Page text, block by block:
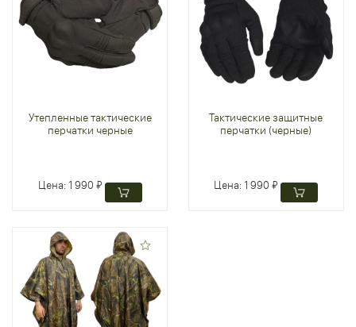
Утепленные тактические
перчатки черные
Цена:1 990 ₽
Тактические защитные
перчатки (черные)
Цена:1 990 ₽